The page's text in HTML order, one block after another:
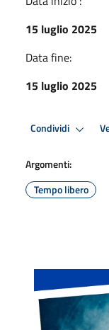
15 luglio 2025
Data fine:
15 luglio 2025
Condividi
Argomenti:
Tempo libero